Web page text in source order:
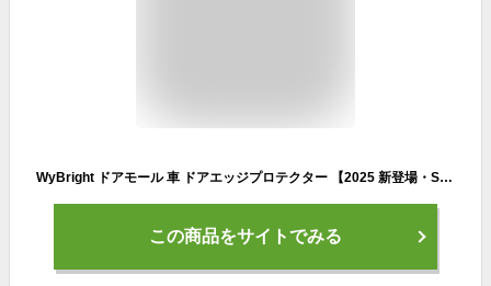
WyBright ドアモール 車 ドアエッジプロテクター 【2025 新登場・SUS430ステンレス製】 車 ドア 傷防止 取り付け用工具付き ドアエッジモール U字型ドアモール ハンマー付き ドアガード 閉める 音 改善 フェンダーモール 接着剤なし 衝撃保護 すべての車種に適用(ホワイト・10M)
この商品をサイトでみる